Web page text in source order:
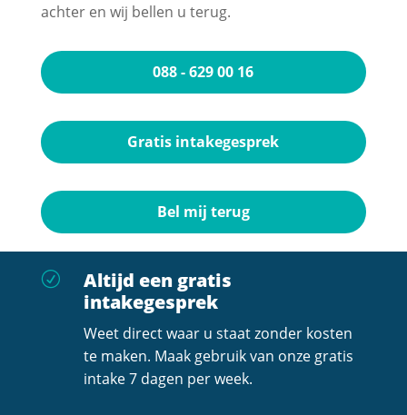
achter en wij bellen u terug.
088 - 629 00 16
Gratis intakegesprek
Bel mij terug
R
Altijd een gratis
intakegesprek
Weet direct waar u staat zonder kosten
te maken. Maak gebruik van onze gratis
intake 7 dagen per week.